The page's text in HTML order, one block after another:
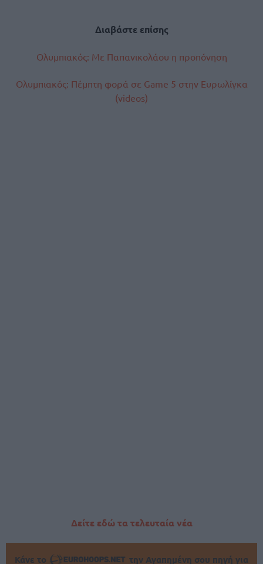
Διαβάστε επίσης
Ολυμπιακός: Με Παπανικολάου η προπόνηση
Ολυμπιακός: Πέμπτη φορά σε Game 5 στην Ευρωλίγκα
(videos)
Δείτε εδώ τα τελευταία νέα
Κάνε το
την Αγαπημένη σου πηγή για